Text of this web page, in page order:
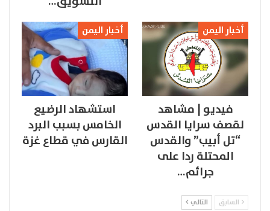
أخبار اليمن
فيديو | مشاهد
لقصف سرايا القدس
“تل أبيب” والقدس
المحتلة ردا على
جرائم…
أخبار اليمن
استشهاد الرضيع
الخامس بسبب البرد
القارس في قطاع غزة
السابق التالي